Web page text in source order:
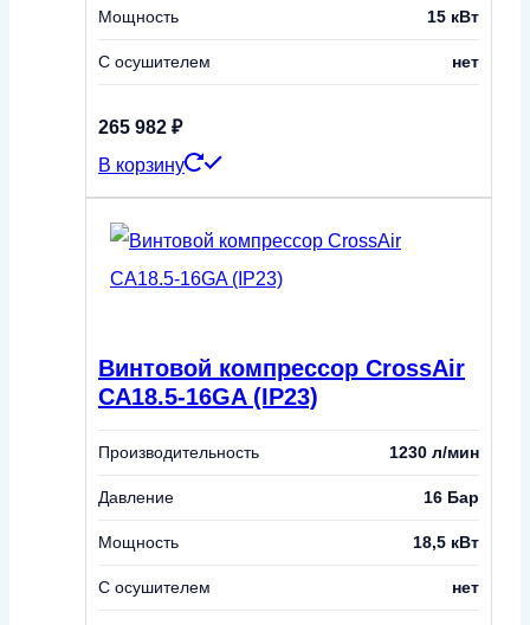
Мощность 15 кВт
С осушителем нет
265 982 ₽
В корзину
Винтовой компрессор CrossAir
CA18.5-16GA (IP23)
Производительность 1230 л/мин
Давление 16 Бар
Мощность 18,5 кВт
С осушителем нет